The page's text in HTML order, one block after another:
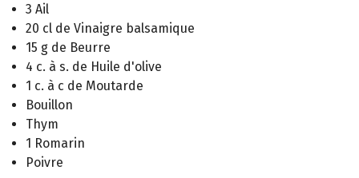
3 Ail
20 cl de Vinaigre balsamique
15 g de Beurre
4 c. à s. de Huile d'olive
1 c. à c de Moutarde
Bouillon
Thym
1 Romarin
Poivre